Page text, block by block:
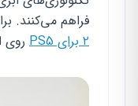
فراهم می‌کنند.
۲ برای PS5
روی